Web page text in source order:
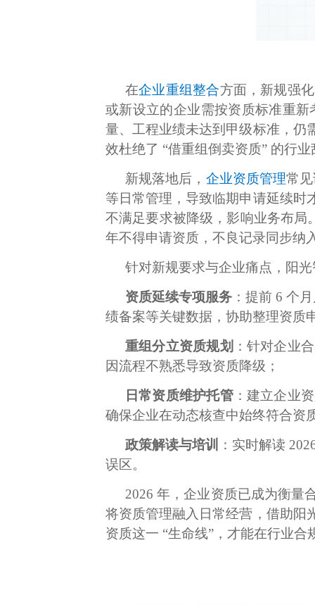
在企业重组整合方面，新规强
或新设立的企业需按资质标准重
量、工程业绩未达到甲级标准，仍
效杜绝了 “借重组倒卖资质” 的行
新规落地后， 企业资质管理常
等日常管理，导致临期申请延续时
不满足要求被降级，影响业务布局
年不得申请资质，不良记录同步纳
针对新规要求与企业痛点，阳
资质延续专项服务 ：提前 6 个
绩备案等关键数据，协助整理资质
重组分立资质规划 ：针对企业
因流程不熟悉导致资质降级；
日常资质维护托管：建立企业
确保企业在动态核查中始终符合资
政策解读与培训
：实时解读
误区。
2026 年，企业资质已成为衡量
将资质管理融入日常经营，借助阳
资质这一 “生命线”，才能在行业